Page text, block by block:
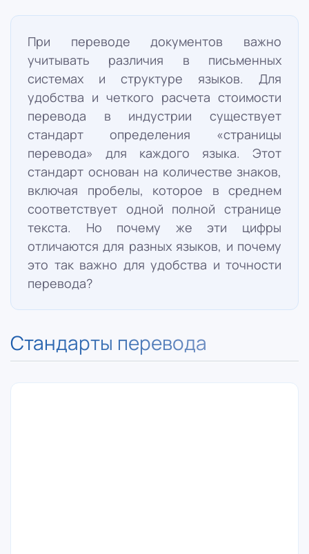
При переводе документов важно
учитывать различия в письменных
системах и структуре языков. Для
удобства и четкого расчета стоимости
перевода в индустрии существует
стандарт определения «страницы
перевода» для каждого языка. Этот
стандарт основан на количестве знаков,
включая пробелы, которое в среднем
соответствует одной полной странице
текста. Но почему же эти цифры
отличаются для разных языков, и почему
это так важно для удобства и точности
перевода?
Стандарты перевода